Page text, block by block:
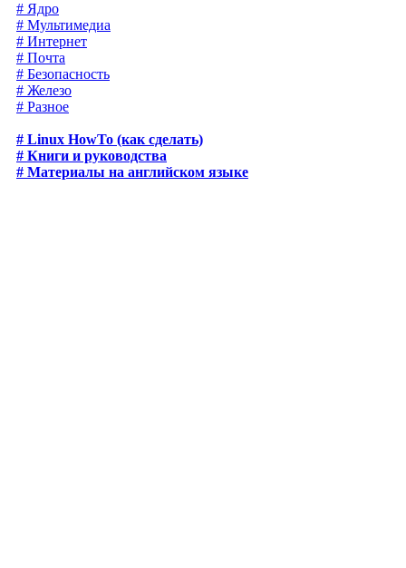
# Ядро
# Мультимедиа
# Интернет
# Почта
# Безопасность
# Железо
# Разное
# Linux HowTo (как сделать)
# Книги и руководства
# Материалы на английском языке